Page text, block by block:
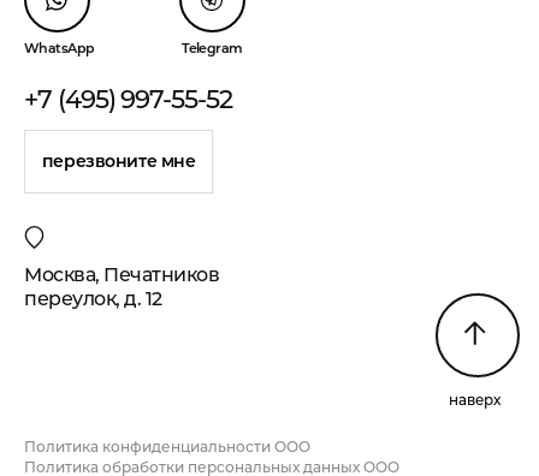
WhatsApp Telegram
+7 (495) 997-55-52
перезвоните мне
Москва, Печатников
переулок, д. 12
наверх
Политика конфиденциальности ООО
Политика обработки персональных данных ООО